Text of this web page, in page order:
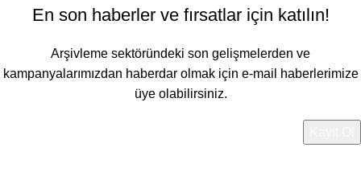
En son haberler ve fırsatlar için katılın!
Arşivleme sektöründeki son gelişmelerden ve
kampanyalarımızdan haberdar olmak için e-mail haberlerimize
üye olabilirsiniz.